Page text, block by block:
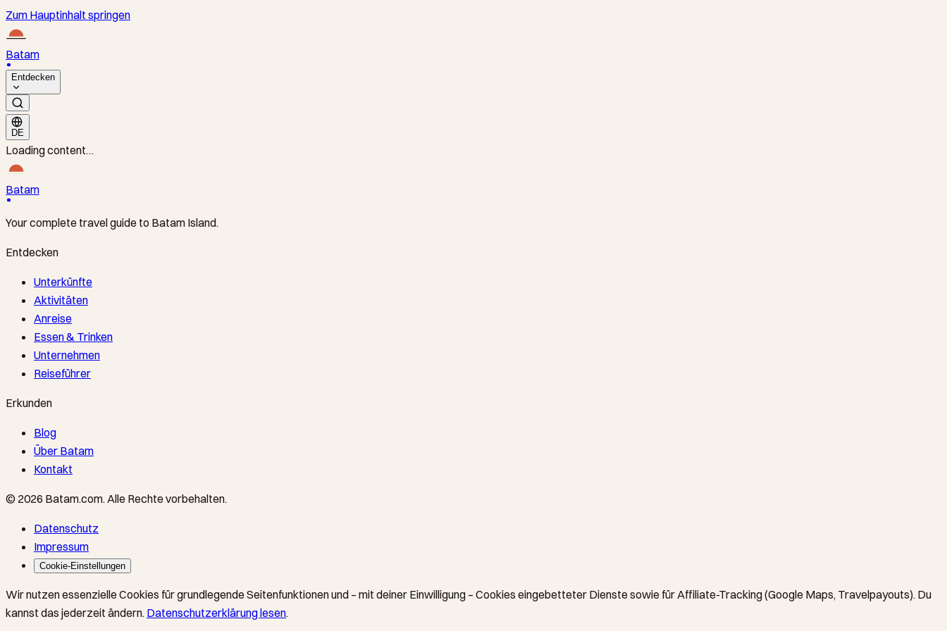
Zum Hauptinhalt springen
Batam
Entdecken
DE
Loading content…
Batam
Your complete travel guide to Batam Island.
Entdecken
Unterkünfte
Aktivitäten
Anreise
Essen & Trinken
Unternehmen
Reiseführer
Erkunden
Blog
Über Batam
Kontakt
© 2026 Batam.com.Alle Rechte vorbehalten.
Datenschutz
Impressum
Cookie-Einstellungen
Wir nutzen essenzielle Cookies für grundlegende Seitenfunktionen und – mit deiner Einwilligung – Cookies eingebetteter Dienste sowie für Affiliate-Tracking (Google Maps, Travelpayouts). Du
kannst das jederzeit ändern. Datenschutzerklärung lesen.